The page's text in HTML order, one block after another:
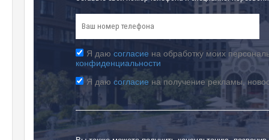
Я даю согласие на обработку моих
конфиденциальности
Я даю согласие на получение рекламы,